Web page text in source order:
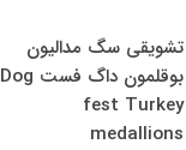
تشویقی سگ مدالیون
بوقلمون داگ فست Dog
fest Turkey
medallions